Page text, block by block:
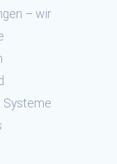
– wir
Systeme